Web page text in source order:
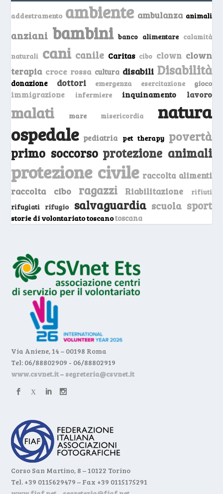
addestramento ambiente ambulanza animali
anziani bambini banco alimentare calamità
naturali cani canile Caritas cibo clown clown
terapia croce rossa cultura disabili Disabilità
donazione dottori emergenza esercitazione gioco
immigrazione infermiere inquinamento lavoro
malati mare misericordia natura
ospedale pediatria pet therapy povertà
primo soccorso protezione animali
protezione civile raccolta alimenti
raccolta cibo ragazzi Riabilitazione
rifiuti
rifugiati
rifugio salvaguardia scuola sport
storie di volontariato toscanotoscana
Via Aniene, 14 – 00198 Roma
Tel: 06/88802909 - 06/88802919
www.csvnet.it– segreteria@csvnet.it
Corso San Martino, 8 – 10122 Torino
Tel. +39 0115629479 – Fax +39 0115175291